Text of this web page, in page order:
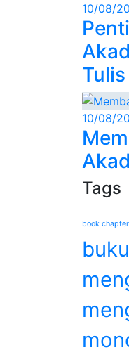
10/08/
Tulis
10/08/
Tags
book chapter